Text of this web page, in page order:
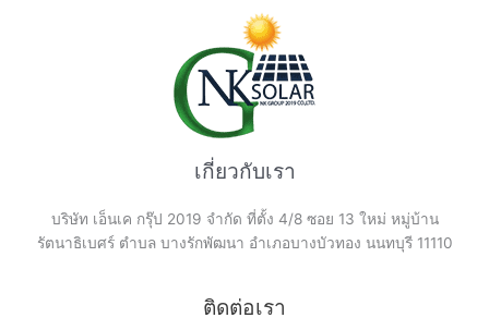
เกี่ยวกับเรา
บริษัท เอ็นเค กรุ๊ป 2019 จำกัด ที่ตั้ง 4/8 ซอย 13 ใหม่ หมู่บ้าน
รัตนาธิเบศร์ ตำบล บางรักพัฒนา อำเภอบางบัวทอง นนทบุรี 11110
ติดต่อเรา